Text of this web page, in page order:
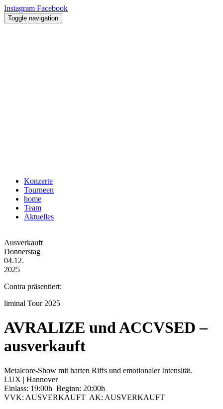
Instagram Facebook
Toggle navigation
Konzerte
Tourneen
home
Team
Aktuelles
Ausverkauft
Donnerstag
04.12.
2025
Contra präsentiert:
liminal Tour 2025
AVRALIZE und ACCVSED –
ausverkauft
Metalcore-Show mit harten Riffs und emotionaler Intensität.
LUX | Hannover
Einlass: 19:00h Beginn: 20:00h
VVK: AUSVERKAUFT AK: AUSVERKAUFT